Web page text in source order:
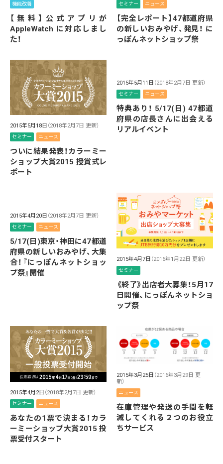
機能改善
【無料】公式アプリが
AppleWatch に対応しまし
た！
セミナー ニュース
【完全レポート】47都道府県
の新しいおみやげ、発見！ に
っぽんネットショップ祭
2015年5月18日 （2018年2月7日 更新）
セミナー ニュース
ついに結果発表！カラーミー
ショップ大賞2015 授賞式レ
ポート
2015年5月11日 （2018年2月7日 更新）
セミナー ニュース
特典あり！ 5/17(日) 47都道
府県の店長さんに出会える
リアルイベント
2015年4月20日 （2018年2月7日 更新）
セミナー ニュース
5/17(日)東京・神田に47都道
府県の新しいおみやげ、大集
合！『にっぽんネットショッ
プ祭』開催
2015年4月7日 （2016年1月22日 更新）
セミナー
《終了》出店者大募集！5月17
日開催、にっぽんネットショ
ップ祭
2015年4月2日 （2018年2月7日 更新）
セミナー ニュース
あなたの1票で決まる！カラ
ーミーショップ大賞2015 投
票受付スタート
2015年3月25日 （2016年3月29日 更
新）
ニュース
在庫管理や発送の手間を軽
減してくれる２つのお役立
ちサービス